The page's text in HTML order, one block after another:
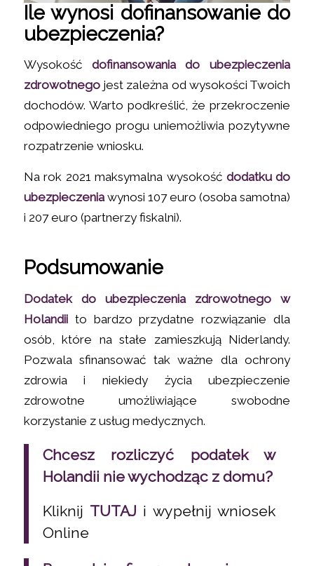
Ile wynosi dofinansowanie do
ubezpieczenia?
Wysokość dofinansowania do ubezpieczenia
zdrowotnego jest zależna od wysokości Twoich
dochodów. Warto podkreślić, że przekroczenie
odpowiedniego progu uniemożliwia pozytywne
rozpatrzenie wniosku.
Na rok 2021 maksymalna wysokość dodatku do
ubezpieczeniawynosi 107 euro (osoba samotna)
i 207 euro (partnerzy fiskalni).
Podsumowanie
Dodatek do ubezpieczenia zdrowotnego w
Holandiito bardzo przydatne rozwiązanie dla
osób, które na stałe zamieszkują Niderlandy.
Pozwala sfinansować tak ważne dla ochrony
zdrowia i niekiedy życia ubezpieczenie
zdrowotne umożliwiające swobodne
korzystanie z usług medycznych.
Chcesz rozliczyć podatek w
Holandii nie wychodząc z domu?
Kliknij TUTAJ i wypełnij wniosek
Online